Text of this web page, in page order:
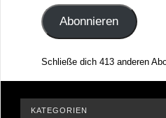
Adresse
Abonnieren
Schließe dich 413 anderen
KATEGORIEN